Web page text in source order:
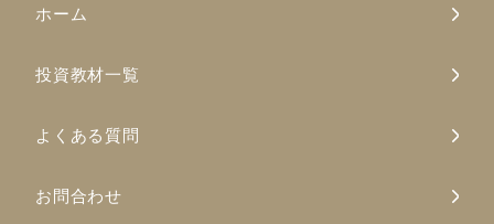
ホーム
投資教材一覧
よくある質問
お問合わせ